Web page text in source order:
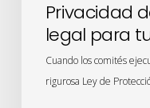
Privacidad
legal para
Cuando los comités
rigurosa Ley de